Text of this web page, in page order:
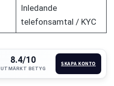
Inledande
telefonsamtal / KYC
8.4/10
UTMÄRKT BETYG
SKAPA KONTO